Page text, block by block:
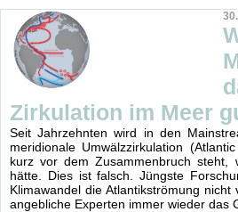
Zirkulation im Meer
Seit Jahrzehnten wird in den
meridionale Umwälzzirkulation
kurz vor dem Zusammenbruch steht,
hätte. Dies ist falsch. Jüngste
Klimawandel die Atlantikströmung
angebliche Experten immer wieder das